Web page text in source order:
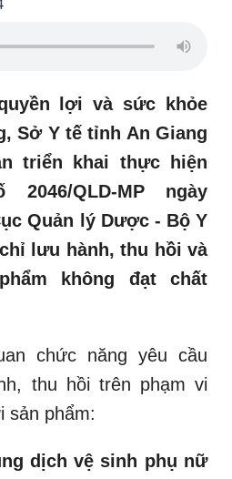
lợi và sức khỏe
Sở Y tế tỉnh An Giang
triển khai thực hiện
QLD-MP ngày
Quản lý Dược - Bộ Y
lưu hành, thu hồi và
không đạt chất
chức năng yêu cầu
thu hồi trên phạm vi
sản phẩm:
dịch vệ sinh phụ nữ